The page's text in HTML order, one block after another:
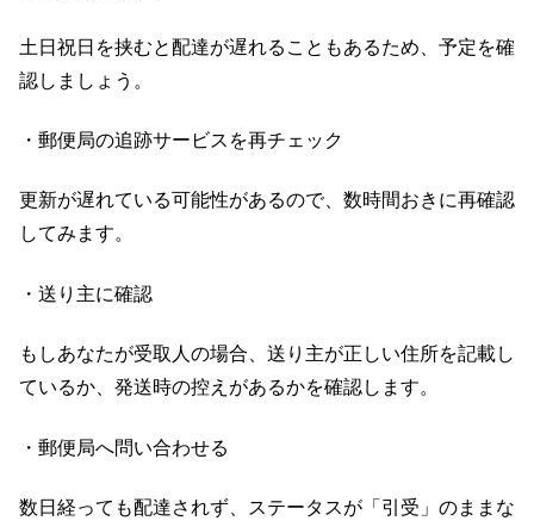
土日祝日を挟むと配達が遅れることもあるため、予定を確
認しましょう。
・郵便局の追跡サービスを再チェック
更新が遅れている可能性があるので、数時間おきに再確認
してみます。
・送り主に確認
もしあなたが受取人の場合、送り主が正しい住所を記載し
ているか、発送時の控えがあるかを確認します。
・郵便局へ問い合わせる
数日経っても配達されず、ステータスが「引受」のままな